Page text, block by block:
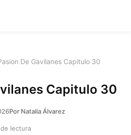
De Gavilanes Capitulo 30
Capitulo 30
Por Natalia Álvarez
lectura